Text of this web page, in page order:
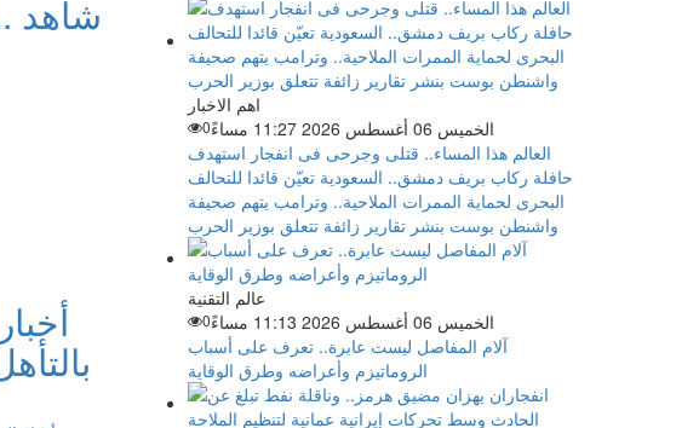
شاهد
اهم الاخبار
الخميس 06 أغسطس 2026 11:27 مساءً
0
العالم هذا المساء.. قتلى وجرحى فى انفجار استهدف
حافلة ركاب بريف دمشق.. السعودية تعيّن قائدا للتحالف
البحرى لحماية الممرات الملاحية.. وترامب يتهم صحيفة
واشنطن بوست بنشر تقارير زائفة تتعلق بوزير الحرب
عالم التقنية
الخميس 06 أغسطس 2026 11:13 مساءً
0
آلام المفاصل ليست عابرة.. تعرف على أسباب
الروماتيزم وأعراضه وطرق الوقاية